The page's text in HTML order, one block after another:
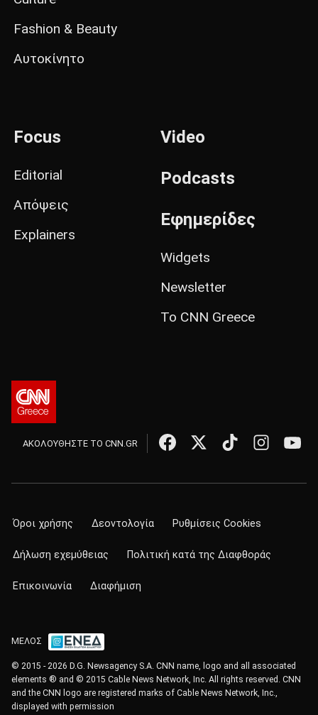
Fashion & Beauty
Αυτοκίνητο
Focus
Editorial
Απόψεις
Explainers
Video
Podcasts
Εφημερίδες
Widgets
Newsletter
Το CNN Greece
ΑΚΟΛΟΥΘΗΣΤΕ ΤΟ CNN.GR
Όροι χρήσης Δεοντολογία Ρυθμίσεις Cookies
Δήλωση εχεμύθειας Πολιτική κατά της Διαφθοράς
Επικοινωνία Διαφήμιση
ΜΕΛΟΣ
© 2015 - 2026 D.G. Newsagency S.A. CNN name, logo and all associated
elements ® and © 2015 Cable News Network, Inc. All rights reserved. CNN
and the CNN logo are registered marks of Cable News Network, Inc.,
displayed with permission